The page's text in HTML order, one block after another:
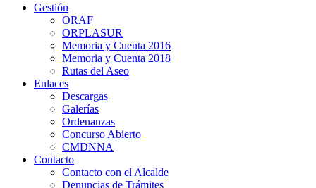
Gestión
ORAF
ORPLASUR
Memoria y Cuenta 2016
Memoria y Cuenta 2018
Rutas del Aseo
Enlaces
Descargas
Galerías
Ordenanzas
Concurso Abierto
CMDNNA
Contacto
Contacto con el Alcalde
Denuncias de Trámites